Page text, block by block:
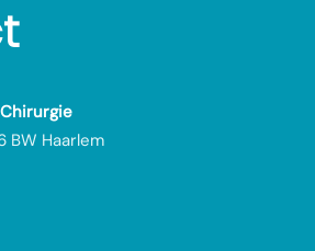
BW Haarlem